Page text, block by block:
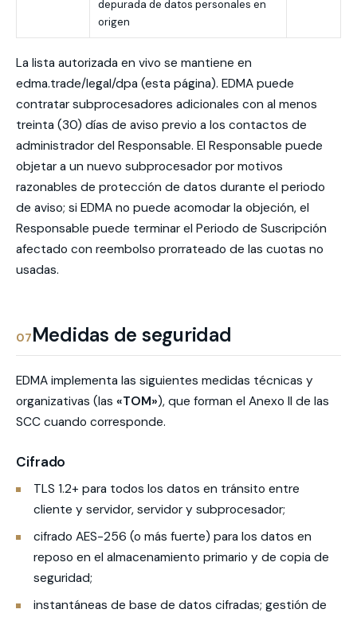
depurada de datos personales en
origen
La lista autorizada en vivo se mantiene en
edma.trade/legal/dpa (esta página). EDMA puede
contratar subprocesadores adicionales con al menos
treinta (30) días de aviso previo a los contactos de
administrador del Responsable. El Responsable puede
objetar a un nuevo subprocesador por motivos
razonables de protección de datos durante el periodo
de aviso; si EDMA no puede acomodar la objeción, el
Responsable puede terminar el Periodo de Suscripción
afectado con reembolso prorrateado de las cuotas no
usadas.
07Medidas de seguridad
EDMA implementa las siguientes medidas técnicas y
organizativas (las «TOM»), que forman el Anexo II de las
SCC cuando corresponde.
Cifrado
TLS 1.2+ para todos los datos en tránsito entre
cliente y servidor, servidor y subprocesador;
cifrado AES-256 (o más fuerte) para los datos en
reposo en el almacenamiento primario y de copia de
seguridad;
instantáneas de base de datos cifradas; gestión de